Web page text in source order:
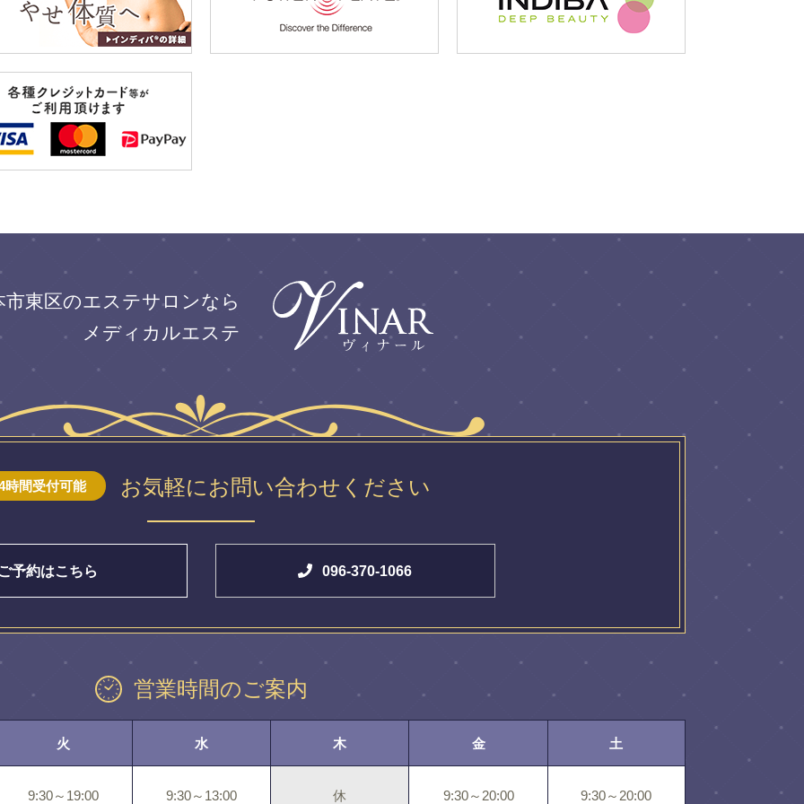
市東区のエステサロンなら
メディカルエステ
時間受付可能 お気軽にお問い合わせください
予約はこちら 096-370-1066
営業時間のご案内
火
9:30～19:00
水
9:30～13:00
木
休
金
9:30～20:00
土
9:30～20:00